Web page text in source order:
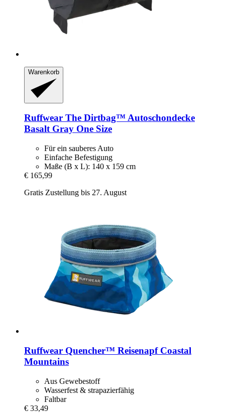
Warenkorb
Ruffwear The Dirtbag™ Autoschondecke
Basalt Gray One Size
Für ein sauberes Auto
Einfache Befestigung
Maße (B x L): 140 x 159 cm
€ 165,99
Gratis Zustellung bis 27. August
Ruffwear Quencher™ Reisenapf Coastal
Mountains
Aus Gewebestoff
Wasserfest & strapazierfähig
Faltbar
€ 33,49